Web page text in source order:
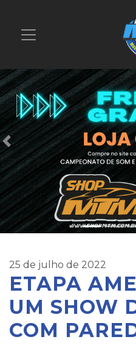
25 de julho de 2022
ETAPA
UM SHOW
COM